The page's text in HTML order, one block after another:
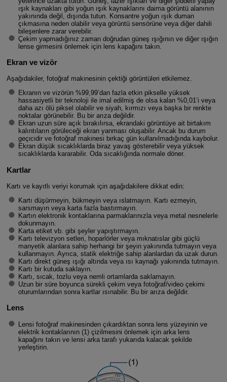
ışık kaynakları gibi yoğun ışık kaynaklarını daima görüntü alanının
yakınında değil, dışında tutun. Konsantre yoğun ışık duman
çıkmasına neden olabilir veya görüntü sensörüne veya diğer dahili
bileşenlere zarar verebilir.
Çekim yapmadığınız zaman doğrudan güneş ışığının ve diğer ışığın
lense girmesini önlemek için lens kapağını takın.
Ekran ve vizör
Aşağıdakiler, fotoğraf makinesinin çektiği görüntüleri etkilemez.
Ekranın ve vizörün %99,99’dan fazla etkin pikselle yüksek
hassasiyetli bir teknoloji ile imal edilmiş de olsa kalan %0,01’i veya
daha azı ölü piksel olabilir ve siyah, kırmızı veya başka bir renkte
noktalar görünebilir. Bu bir arıza değildir.
Ekran uzun süre açık bırakılırsa, ekrandaki görüntüye ait birtakım
kalıntıların görüleceği ekran yanması oluşabilir. Ancak bu durum
geçicidir ve fotoğraf makinesi birkaç gün kullanılmadığında kaybolur.
Ekran düşük sıcaklıklarda biraz yavaş gösterebilir veya yüksek
sıcaklıklarda kararabilir. Oda sıcaklığında normale döner.
Kartlar
Kartı ve kayıtlı veriyi korumak için aşağıdakilere dikkat edin:
Kartı düşürmeyin, bükmeyin veya ıslatmayın. Kartı ezmeyin,
sarsmayın veya karta fazla bastırmayın.
Kartın elektronik kontaklarına parmaklarınızla veya metal nesnelerle
dokunmayın.
Karta etiket vb. gibi şeyler yapıştırmayın.
Kartı televizyon setleri, hoparlörler veya mıknatıslar gibi güçlü
manyetik alanlara sahip herhangi bir şeyin yakınında tutmayın veya
kullanmayın. Ayrıca, statik elektriğe sahip alanlardan da uzak durun.
Kartı direkt güneş ışığı altında veya ısı kaynağı yakınında tutmayın.
Kartı bir kutuda saklayın.
Kartı, sıcak, tozlu veya nemli ortamlarda saklamayın.
Uzun bir süre boyunca sürekli çekim veya fotoğraf/video çekimi
oturumlarından sonra kartlar ısınabilir. Bu bir arıza değildir.
Lens
Lensi fotoğraf makinesinden çıkardıktan sonra lens yüzeyinin ve
elektrik kontaklarının (1) çizilmesini önlemek için arka lens
kapağını takın ve lensi arka tarafı yukarıda kalacak şekilde
yerleştirin.